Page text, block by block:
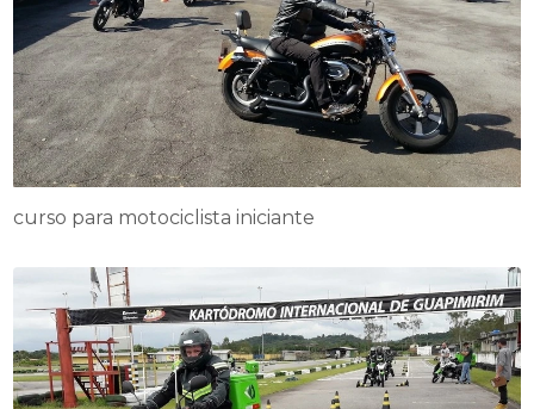
curso para motociclista iniciante